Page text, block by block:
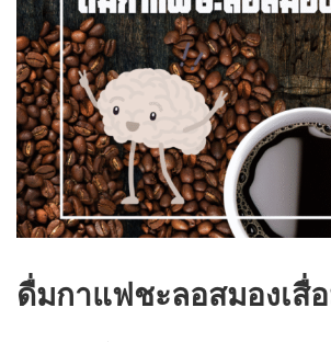
ดื่มกาแฟชะลอสมองเสื่